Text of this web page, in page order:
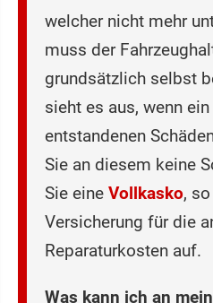
welcher nicht mehr
muss der
grundsätzlich selbst
sieht es aus, wenn ein
entstandenen
Sie an diesem keine
Sie eine Vollkasko,
Versicherung für die
Reparaturkosten auf.
Was kann ich an